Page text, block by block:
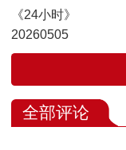
《24小时》
20260505
全部评论